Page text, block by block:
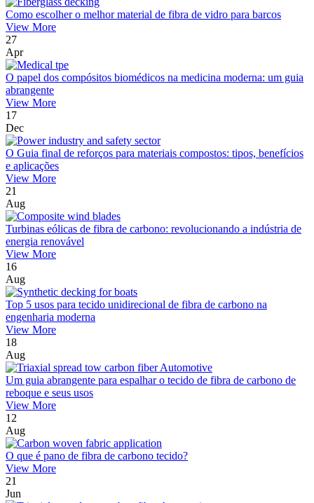
Como escolher o melhor material de fibra de vidro para barcos
View More
27
Apr
O papel dos compósitos biomédicos na medicina moderna: um guia
abrangente
View More
17
Dec
O Guia final de reforços para materiais compostos: tipos, benefícios
e aplicações
View More
21
Aug
Turbinas eólicas de fibra de carbono: revolucionando a indústria de
energia renovável
View More
16
Aug
Top 5 usos para tecido unidirecional de fibra de carbono na
engenharia moderna
View More
18
Aug
Um guia abrangente para espalhar o tecido de fibra de carbono de
reboque e seus usos
View More
12
Aug
O que é pano de fibra de carbono tecido?
View More
21
Jun